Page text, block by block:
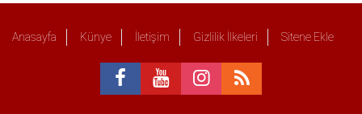
Anasayfa Künye İletişim Gizlilik İlkeleri Sitene Ekle